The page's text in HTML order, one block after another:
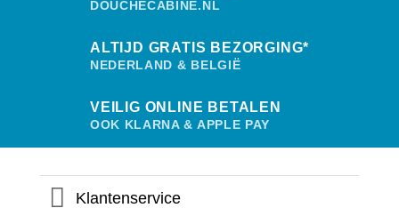
DOUCHECABINE.NL
ALTIJD GRATIS BEZORGING*
NEDERLAND & BELGIË
VEILIG ONLINE BETALEN
OOK KLARNA & APPLE PAY
Klantenservice